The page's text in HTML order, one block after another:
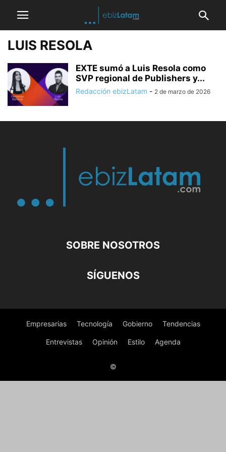
LUIS RESOLA
EXTE sumó a Luis Resola como
SVP regional de Publishers y...
Redacción ebizLatam - 2 de marzo de 2026
SOBRE NOSOTROS
SÍGUENOS
Empresarias Tecnología Gobierno Tendencias
Entrevistas Opinión Estilo Agenda
©